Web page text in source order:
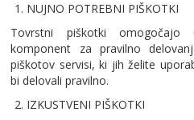
NUJNO POTREBNI PIŠKOTKI
Tovrstni piškotki omogočajo
komponent za pravilno
piškotov servisi, ki jih želite
bi delovali pravilno.
IZKUSTVENI PIŠKOTKI